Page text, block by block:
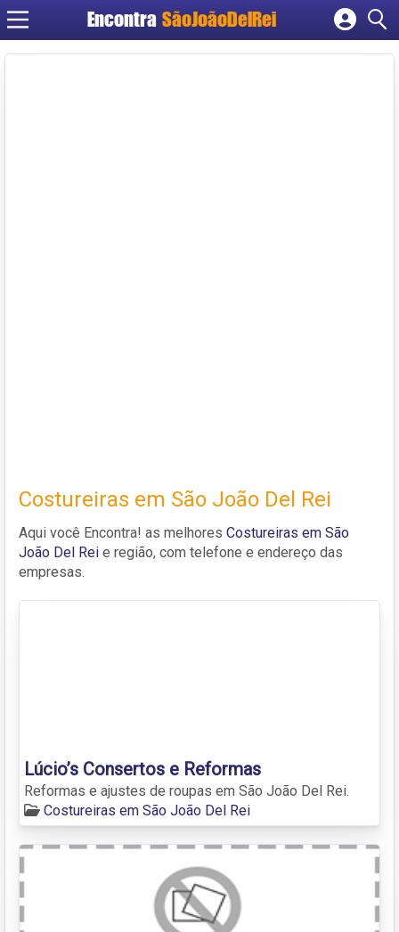
Encontra SãoJoãoDelRei
Cadastrar empresa
Costureiras em São João Del Rei
Aqui você Encontra! as melhores Costureiras em São
João Del Rei e região, com telefone e endereço das
empresas.
Lúcio’s Consertos e Reformas
Reformas e ajustes de roupas em São João Del Rei.
Costureiras em São João Del Rei